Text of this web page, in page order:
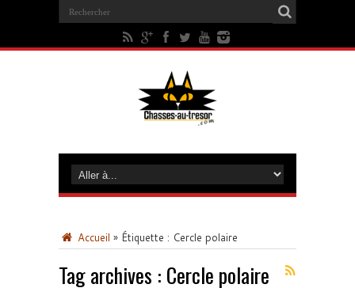
Accueil » Étiquette : Cercle polaire
Tag archives : Cercle polaire